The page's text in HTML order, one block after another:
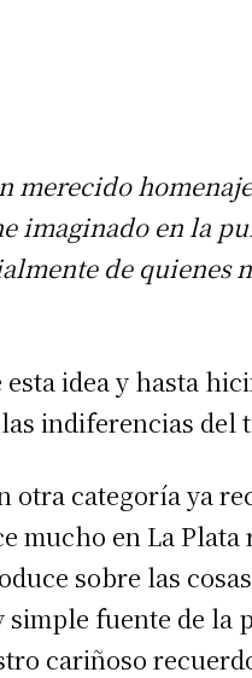
merecido homenaje
imaginado en la
de quienes
idea y hasta
indiferencias del
otra categoría ya
mucho en La Plata
sobre las
fuente de la
cariñoso